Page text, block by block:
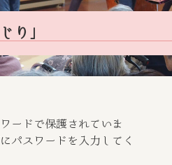
り」
ードで保護されていま
パスワードを入力してく